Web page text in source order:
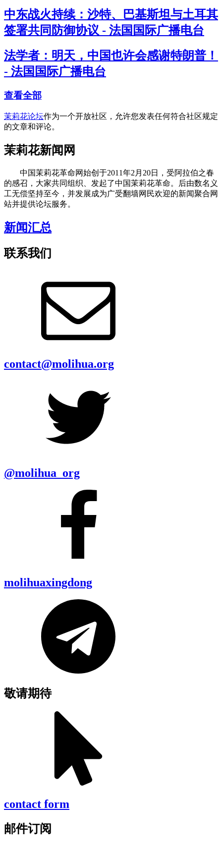
中东战火持续：沙特、巴基斯坦与土耳其
签署共同防御协议 - 法国国际广播电台
法学者：明天，中国也许会感谢特朗普！
- 法国国际广播电台
查看全部
茉莉花论坛作为一个开放社区，允许您发表任何符合社区规定
的文章和评论。
茉莉花新闻网
中国茉莉花革命网始创于2011年2月20日，受阿拉伯之春
的感召，大家共同组织、发起了中国茉莉花革命。后由数名义
工无偿坚持至今，并发展成为广受翻墙网民欢迎的新闻聚合网
站并提供论坛服务。
新闻汇总
联系我们
contact@molihua.org
@molihua_org
molihuaxingdong
敬请期待
contact form
邮件订阅